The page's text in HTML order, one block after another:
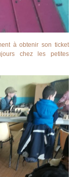
à obtenir son ticket
chez les petites